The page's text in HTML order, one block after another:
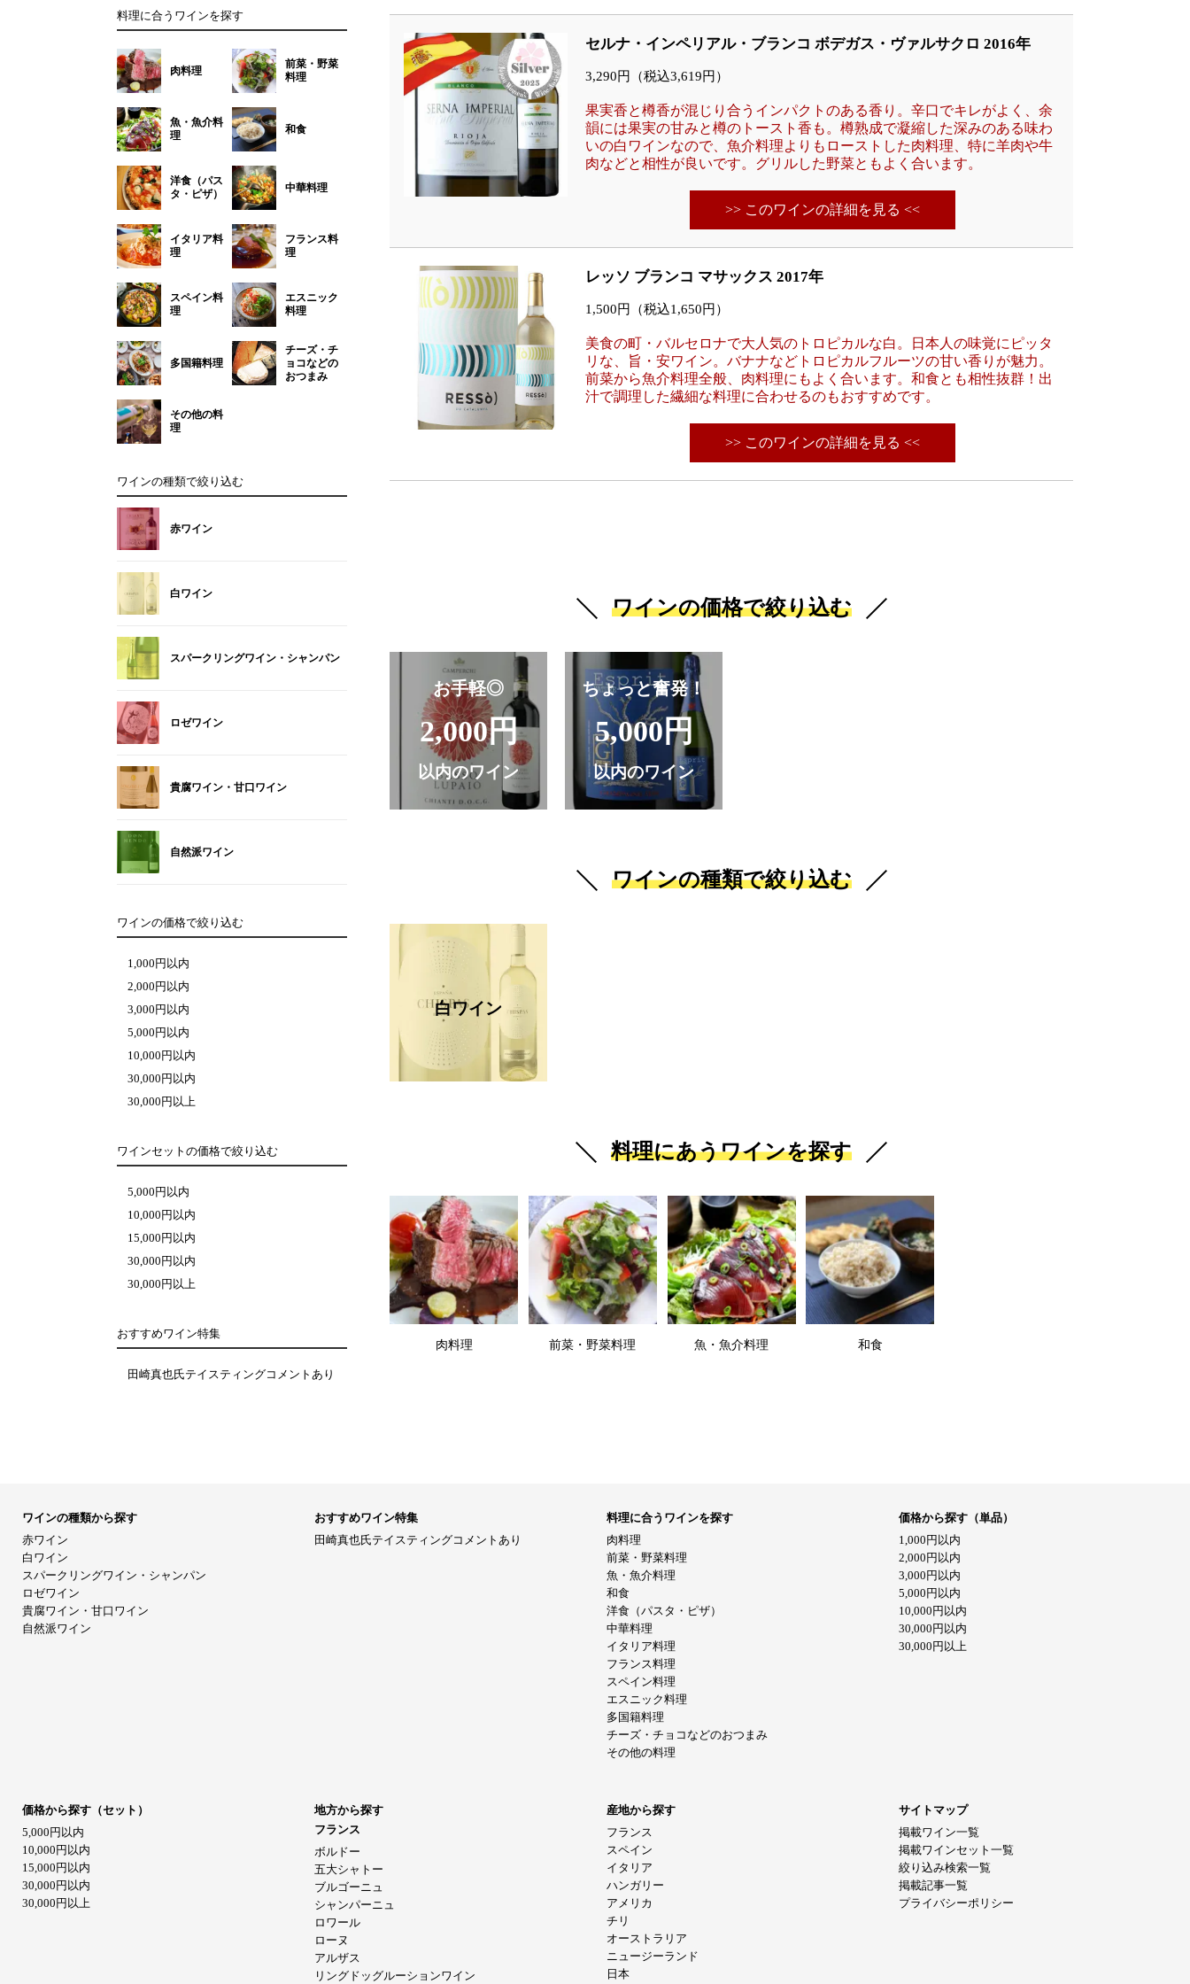
料理に合うワインを探す
肉料理
前菜・野菜
料理
魚・魚介料
理
和食
洋食（パス
タ・ピザ）
中華料理
イタリア料
理
フランス料
理
スペイン料
理
エスニック
料理
多国籍料理
チーズ・チ
ョコなどの
おつまみ
その他の料
理
ワインの種類で絞り込む
赤ワイン
白ワイン
スパークリングワイン・シャンパン
ロゼワイン
貴腐ワイン・甘口ワイン
自然派ワイン
ワインの価格で絞り込む
1,000円以内
2,000円以内
3,000円以内
5,000円以内
10,000円以内
30,000円以内
30,000円以上
ワインセットの価格で絞り込む
5,000円以内
10,000円以内
15,000円以内
30,000円以内
30,000円以上
おすすめワイン特集
田崎真也氏テイスティングコメントあり
セルナ・インペリアル・ブランコ ボデガス・ヴァルサクロ 2016年
3,290円（税込3,619円）
果実香と樽香が混じり合うインパクトのある香り。辛口でキレがよく、余
韻には果実の甘みと樽のトースト香も。樽熟成で凝縮した深みのある味わ
いの白ワインなので、魚介料理よりもローストした肉料理、特に羊肉や牛
肉などと相性が良いです。グリルした野菜ともよく合います。
>> このワインの詳細を見る <<
レッソ ブランコ マサックス 2017年
1,500円（税込1,650円）
美食の町・バルセロナで大人気のトロピカルな白。日本人の味覚にピッタ
リな、旨・安ワイン。バナナなどトロピカルフルーツの甘い香りが魅力。
前菜から魚介料理全般、肉料理にもよく合います。和食とも相性抜群！出
汁で調理した繊細な料理に合わせるのもおすすめです。
>> このワインの詳細を見る <<
ワインの価格で絞り込む
お手軽◎
2,000円
以内のワイン
ちょっと奮発！
5,000円
以内のワイン
ワインの種類で絞り込む
白ワイン
料理にあうワインを探す
肉料理 前菜・野菜料理 魚・魚介料理 和食
ワインの種類から探す
赤ワイン
白ワイン
スパークリングワイン・シャンパン
ロゼワイン
貴腐ワイン・甘口ワイン
自然派ワイン
おすすめワイン特集
田崎真也氏テイスティングコメントあり
料理に合うワインを探す
肉料理
前菜・野菜料理
魚・魚介料理
和食
洋食（パスタ・ピザ）
中華料理
イタリア料理
フランス料理
スペイン料理
エスニック料理
多国籍料理
チーズ・チョコなどのおつまみ
その他の料理
価格から探す（単品）
1,000円以内
2,000円以内
3,000円以内
5,000円以内
10,000円以内
30,000円以内
30,000円以上
価格から探す（セット）
5,000円以内
10,000円以内
15,000円以内
30,000円以内
30,000円以上
地方から探す
フランス
ボルドー
五大シャトー
ブルゴーニュ
シャンパーニュ
ロワール
ローヌ
アルザス
リングドッグルーションワイン
産地から探す
フランス
スペイン
イタリア
ハンガリー
アメリカ
チリ
オーストラリア
ニュージーランド
日本
サイトマップ
掲載ワイン一覧
掲載ワインセット一覧
絞り込み検索一覧
掲載記事一覧
プライバシーポリシー